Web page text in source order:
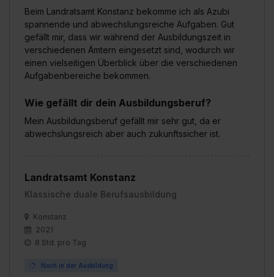
Beim Landratsamt Konstanz bekomme ich als Azubi
spannende und abwechslungsreiche Aufgaben. Gut
gefällt mir, dass wir während der Ausbildungszeit in
verschiedenen Ämtern eingesetzt sind, wodurch wir
einen vielseitigen Überblick über die verschiedenen
Aufgabenbereiche bekommen.
Wie gefällt dir dein Ausbildungsberuf?
Mein Ausbildungsberuf gefällt mir sehr gut, da er
abwechslungsreich aber auch zukunftssicher ist.
Landratsamt Konstanz
Klassische duale Berufsausbildung
Konstanz
2021
8 Std. pro Tag
Noch in der Ausbildung